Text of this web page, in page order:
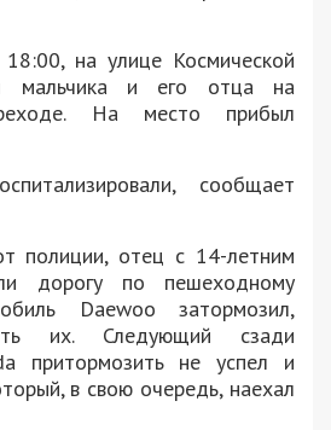
на улице Космической
мальчика и его отца на
На место прибыл
сообщает
полиции, отец с 14-летним
дорогу по пешеходному
Daewoo затормозил,
их. Следующий сзади
притормозить не успел и
в свою очередь, наехал